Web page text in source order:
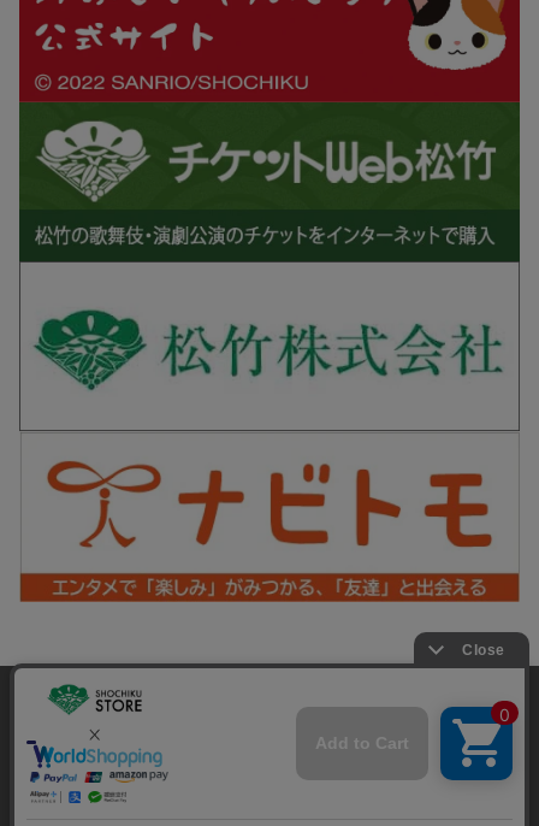
Copyright©SHOCHIKU Co.,Ltd. All Rights Reserved.
当サイトでは利用体験の向上およびコンテンツの最適な提供、ト
ラフィックの分析を目的としてCookieを使用しています。
サイトの閲覧を継続された場合、Cookieの利用に同意したことも
のといたします。
詳細については